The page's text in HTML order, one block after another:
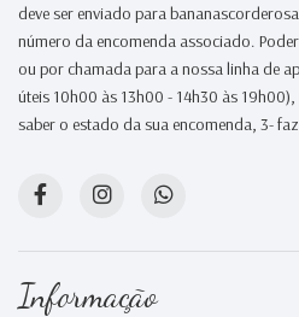
deve ser enviado para
número da encomenda associado.
ou por chamada para a nossa linha de
úteis 10h00 às 13h00 - 14h30 às
saber o estado da sua encomenda, 3-
Informação